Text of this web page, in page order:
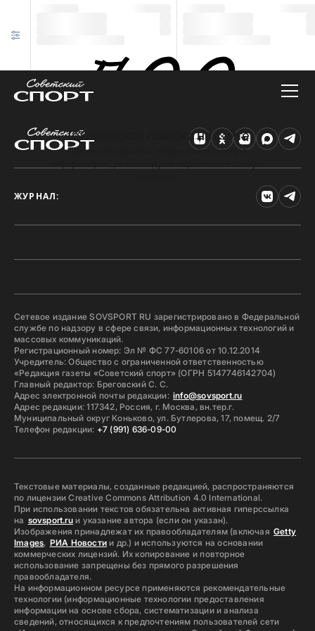
Техническая ошибка на сайте
Произошла ошибка. Чтобы найти нужную
ЖУРНАЛ:
Сетевое издание SOVSPORT RU зарегистрировано в Федеральной
службе по надзору в сфере связи, информационных технологий и
массовых коммуникаций.
Регистрационный номер: Эл № ФС 77-60106 от 10.12.2014
Учредитель: Общество с ограниченной ответственностью
«Редакция газеты «Советский спорт» (ОГРН 5147746142704)
Главный редактор: Бреговский С. С.
Адрес электронной почты редакции: info@sovsport.ru
Адрес редакции: 117342, Россия, г. Москва, вн.тер.г.
Муниципальный округ Коньково, ул. Бутлерова, 17, помещ. 2/7
Телефон редакции: +7 (991) 636-09-00
Текстовые материалы, созданные редакцией, распространяются
по лицензии Creative Commons Attribution 4.0 International.
При использовании текстов обязательна активная гиперссылка
на sovsport.ruи указание автора (если он указан).
Изображения принадлежат их правообладателям (включая Getty
Images, РИА Новостии др.) и используются на основании
коммерческих лицензий. Их копирование и повторное
использование запрещены без прямого разрешения
правообладателя.
На информационном ресурсе применяются рекомендательные
технологии (информационные технологии предоставления
информации на основе сбора, систематизации и анализа
сведений, относящихся к предпочтениям пользователей сети